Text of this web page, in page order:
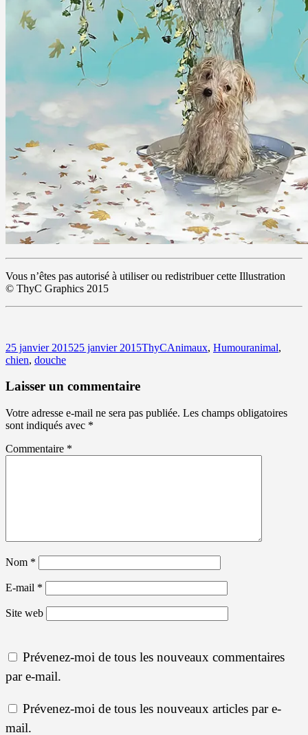
Vous n’êtes pas autorisé à utiliser ou redistribuer cette Illustration
© ThyC Graphics 2015
Publié
le
25 janvier 201525 janvier 2015Auteur
ThyCCatégories
Animaux, HumourMots-
animal,
chien, douche
Laisser un commentaire
Votre adresse e-mail ne sera pas publiée. Les champs obligatoires
sont indiqués avec *
Commentaire *
Nom *
E-mail *
Site web
Prévenez-moi de tous les nouveaux commentaires
par e-mail.
Prévenez-moi de tous les nouveaux articles par e-
mail.